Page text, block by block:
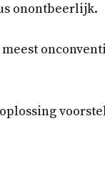
onontbeerlijk.
meest